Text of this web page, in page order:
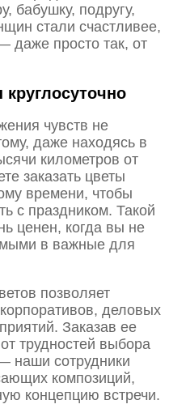
бабушку, подругу,
стали счастливее,
даже просто так, от
чувств не
даже находясь в
километров от
заказать цветы
времени, чтобы
с праздником. Такой
ценен, когда вы не
в важные для
позволяет
деловых
Заказав ее
трудностей выбора
наши сотрудники
композиций,
концепцию встречи.